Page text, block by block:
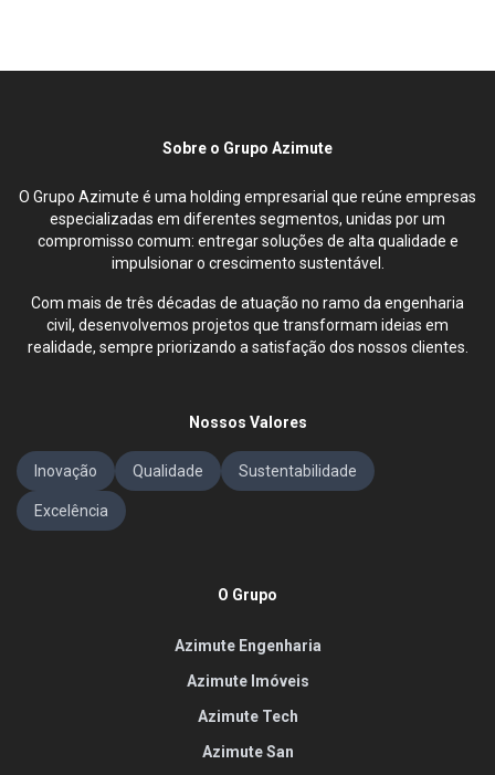
Sobre o Grupo Azimute
O Grupo Azimute é uma holding empresarial que reúne empresas
especializadas em diferentes segmentos, unidas por um
compromisso comum: entregar soluções de alta qualidade e
impulsionar o crescimento sustentável.
Com mais de três décadas de atuação no ramo da engenharia
civil, desenvolvemos projetos que transformam ideias em
realidade, sempre priorizando a satisfação dos nossos clientes.
Nossos Valores
Inovação Qualidade Sustentabilidade
Excelência
O Grupo
Azimute Engenharia
Azimute Imóveis
Azimute Tech
Azimute San